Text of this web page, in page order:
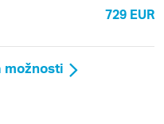
729 EUR
možnosti